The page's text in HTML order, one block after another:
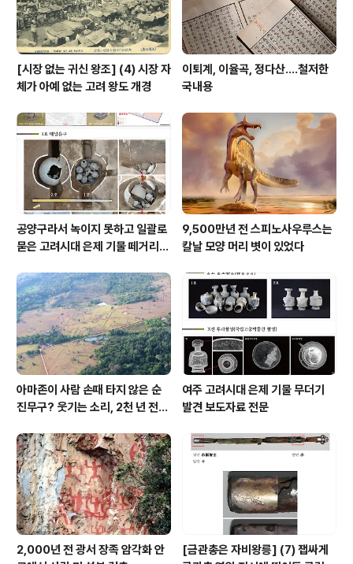
[시장 없는 귀신 왕조] (4) 시장 자
체가 아예 없는 고려 왕도 개경
이퇴계, 이율곡, 정다산....철저한
국내용
공양구라서 녹이지 못하고 일괄로
묻은 고려시대 은제 기물 떼거리로
9,500만년 전 스피노사우루스는
칼날 모양 머리 볏이 있었다
아마존이 사람 손때 타지 않은 순
진무구? 웃기는 소리, 2천 년 전에
여주 고려시대 은제 기물 무더기
발견 보도자료 전문
2,000년 전 광서 장족 암각화 안
[금관총은 자비왕릉] (7) 잽싸게